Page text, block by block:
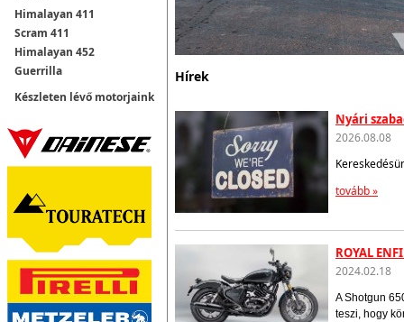
Himalayan 411
Scram 411
Himalayan 452
Guerrilla
Készleten lévő motorjaink
Hírek
Nyári
2026.08.08
tovább »
ROYAL
2024.02.18
A Shotgun
teszi, hogy